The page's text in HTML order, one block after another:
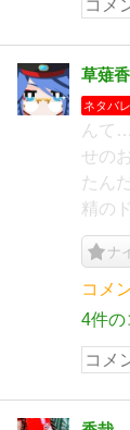
草薙
ネタバレ
んて
せの
たん
精の
ナ
コメ
4件の